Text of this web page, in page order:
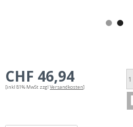
CHF 46,94
[inkl 81% MwSt zzgl Versandkosten]